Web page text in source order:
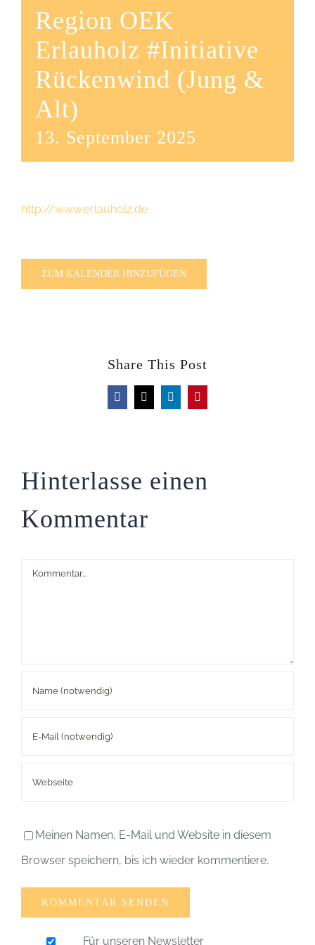
Region OEK
Erlauholz #Initiative
Rückenwind (Jung &
Alt)
13. September 2025
http://www.erlauholz.de
ZUM KALENDER HINZUFÜGEN
Share This Post
Facebook
X LinkedInPinterest
Hinterlasse einen
Kommentar
Kommentar
Meinen Namen, E-Mail und Website in diesem
Browser speichern, bis ich wieder kommentiere.
Für unseren Newsletter